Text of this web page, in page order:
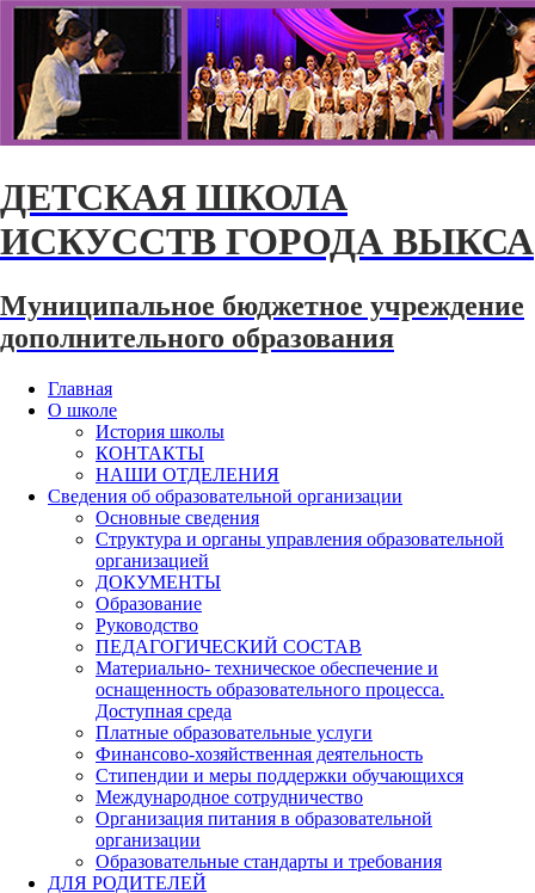
ДЕТСКАЯ ШКОЛА
ИСКУССТВ ГОРОДА ВЫКСА
Муниципальное бюджетное учреждение
дополнительного образования
Главная
О школе
История школы
КОНТАКТЫ
НАШИ ОТДЕЛЕНИЯ
Сведения об образовательной организации
Основные сведения
Структура и органы управления образовательной
организацией
ДОКУМЕНТЫ
Образование
Руководство
ПЕДАГОГИЧЕСКИЙ СОСТАВ
Материально- техническое обеспечение и
оснащенность образовательного процесса.
Доступная среда
Платные образовательные услуги
Финансово-хозяйственная деятельность
Стипендии и меры поддержки обучающихся
Международное сотрудничество
Организация питания в образовательной
организации
Образовательные стандарты и требования
ДЛЯ РОДИТЕЛЕЙ